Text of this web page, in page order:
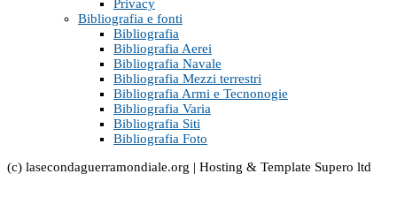
Privacy
Bibliografia e fonti
Bibliografia
Bibliografia Aerei
Bibliografia Navale
Bibliografia Mezzi terrestri
Bibliografia Armi e Tecnonogie
Bibliografia Varia
Bibliografia Siti
Bibliografia Foto
(c) lasecondaguerramondiale.org | Hosting & Template Supero ltd